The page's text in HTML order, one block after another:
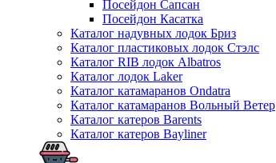
Посейдон Сапсан
Посейдон Касатка
Каталог надувных лодок Бриз
Каталог пластиковых лодок Стэлс
Каталог RIB лодок Albatros
Каталог лодок Laker
Каталог катамаранов Ondatra
Каталог катамаранов Вольный Ветер
Каталог катеров Barents
Каталог катеров Bayliner